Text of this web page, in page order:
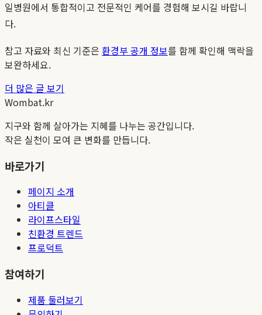
일병원에서 통합적이고 전문적인 케어를 경험해 보시길 바랍니
다.
참고 자료와 최신 기준은 환경부 공개 정보를 함께 확인해 맥락을
보완하세요.
더 많은 글 보기
Wombat.kr
지구와 함께 살아가는 지혜를 나누는 공간입니다.
작은 실천이 모여 큰 변화를 만듭니다.
바로가기
페이지 소개
아티클
라이프스타일
친환경 트렌드
프로덕트
참여하기
제품 둘러보기